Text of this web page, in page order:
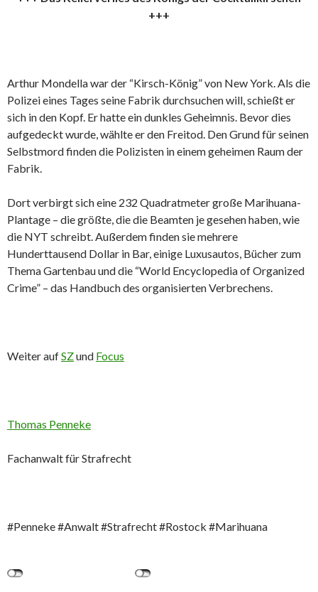
+++
Arthur Mondella war der “Kirsch-König” von New York. Als die
Polizei eines Tages seine Fabrik durchsuchen will, schießt er
sich in den Kopf. Er hatte ein dunkles Geheimnis. Bevor dies
aufgedeckt wurde, wählte er den Freitod. Den Grund für seinen
Selbstmord finden die Polizisten in einem geheimen Raum der
Fabrik.
Dort verbirgt sich eine 232 Quadratmeter große Marihuana-
Plantage – die größte, die die Beamten je gesehen haben, wie
die NYT schreibt. Außerdem finden sie mehrere
Hunderttausend Dollar in Bar, einige Luxusautos, Bücher zum
Thema Gartenbau und die “World Encyclopedia of Organized
Crime” – das Handbuch des organisierten Verbrechens.
Weiter aufSZund Focus
Thomas Penneke
Fachanwalt für Strafrecht
#Penneke #Anwalt #Strafrecht #Rostock #Marihuana